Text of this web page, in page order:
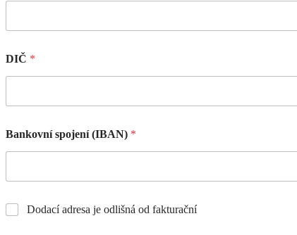
DIČ *
Bankovní spojení (IBAN) *
Dodací adresa je odlišná od fakturační